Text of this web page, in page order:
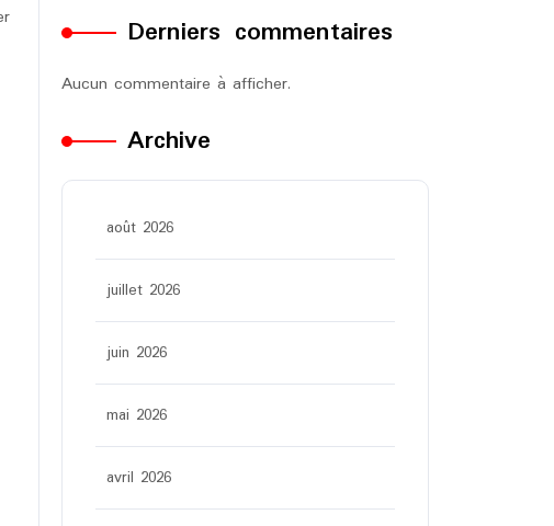
Derniers commentaires
Aucun commentaire à afficher.
Archive
août 2026
juillet 2026
juin 2026
mai 2026
avril 2026